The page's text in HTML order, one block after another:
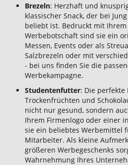
Brezeln: Herzhaft und
klassischer Snack, der bei
beliebt ist. Bedruckt mit
Werbebotschaft sind sie ein
Messen, Events oder als
Salzbrezeln oder mit
- bei uns finden Sie die
Werbekampagne.
Studentenfutter: Die perfekte
Trockenfrüchten und
nicht nur gesund, sondern
Ihrem Firmenlogo oder einer
sie ein beliebtes Werbemittel
Mitarbeiter. Als kleine
größeren Werbegeschenks
Wahrnehmung Ihres